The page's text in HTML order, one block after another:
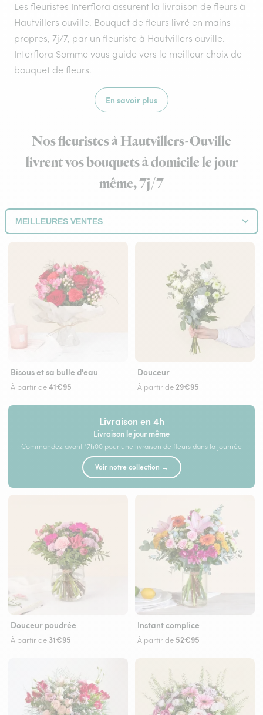
Les fleuristes Interflora assurent la livraison de fleurs à
Hautvillers ouville. Bouquet de fleurs livré en mains
propres, 7j/7, par un fleuriste à Hautvillers ouville.
Interflora Somme vous guide vers le meilleur choix de
bouquet de fleurs.
En savoir plus
Nos fleuristes à Hautvillers-Ouville
livrent vos bouquets à domicile le jour
même, 7j/7
Bisous et sa bulle d'eau
À partir de41€95
Douceur
À partir de29€95
Livraison en 4h
Livraison le jour même
Commandez avant 17h00 pour une livraison de fleurs dans la journée
Voir notre collection →
Douceur poudrée
À partir de 31€95
Instant complice
À partir de 52€95